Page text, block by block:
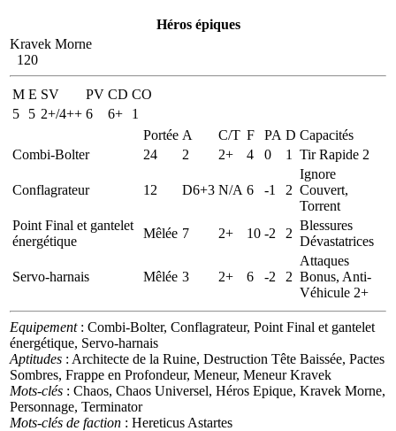
Héros épiques
Kravek Morne
120
M E SV PV CD CO
5
5 2+/4++ 6 6+
1
Portée A C/T F PA D Capacités
Combi-Bolter
24 2 2+ 4 0 1 Tir Rapide 2
Conflagrateur 12 D6+3 N/A 6 -1 2
Ignore
Couvert,
Torrent
Point Final et gantelet
énergétique
Mêlée 7 2+ 10 -2 2
Blessures
Dévastatrices
Servo-harnais Mêlée 3 2+ 6 -2 2
Attaques
Bonus, Anti-
Véhicule 2+
Equipement: Combi-Bolter, Conflagrateur, Point Final et gantelet
énergétique, Servo-harnais
Aptitudes : Architecte de la Ruine, Destruction Tête Baissée, Pactes
Sombres, Frappe en Profondeur, Meneur, Meneur Kravek
Mots-clés : Chaos, Chaos Universel, Héros Epique, Kravek Morne,
Personnage, Terminator
Mots-clés de faction : Hereticus Astartes